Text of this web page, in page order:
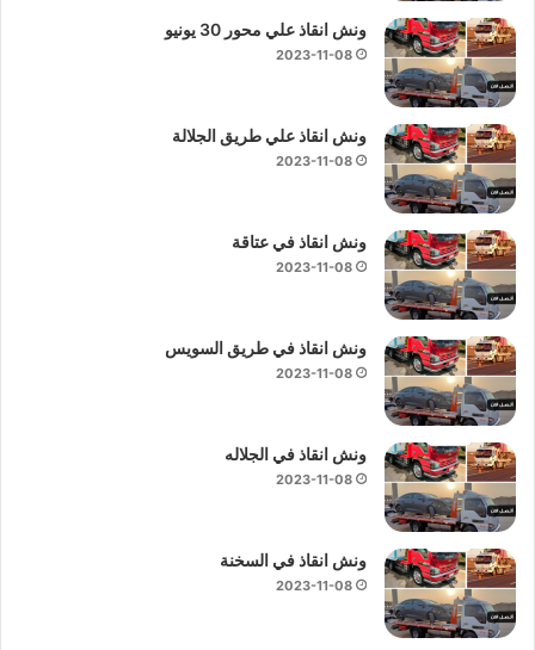
ونش انقاذ علي محور 30 يونيو
2023-11-08
ونش انقاذ علي طريق الجلالة
2023-11-08
ونش انقاذ في عتاقة
2023-11-08
ونش انقاذ في طريق السويس
2023-11-08
ونش انقاذ في الجلاله
2023-11-08
ونش انقاذ في السخنة
2023-11-08